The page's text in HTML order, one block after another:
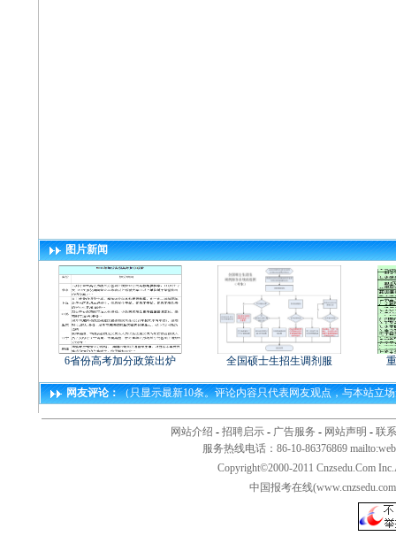
图片新闻
6省份高考加分政策出炉 全国硕士生招生调剂服
网友评论：（只显示最新10条。评论内容只代表网友观点，与本站立
网站介绍 - 招聘启示 - 广告服务 - 网站声明 - 联
服务热线电话：86-10-86376869 mailto:
Copyright©2000-2011 Cnzsedu.Com
中国报考在线